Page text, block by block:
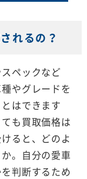
れるの？
ペックなど
やグレードを
はできます
も買取価格は
ると、どのよ
。自分の愛車
判断するため